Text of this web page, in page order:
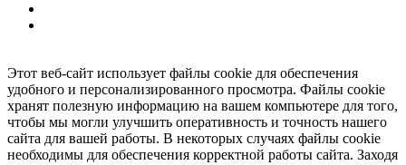
Этот веб-сайт использует файлы cookie для обеспечения
удобного и персонализированного просмотра. Файлы cookie
хранят полезную информацию на вашем компьютере для того,
чтобы мы могли улучшить оперативность и точность нашего
сайта для вашей работы. В некоторых случаях файлы cookie
необходимы для обеспечения корректной работы сайта. Заходя